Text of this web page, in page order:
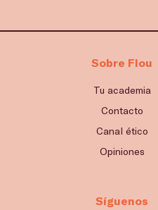
Sobre Flou
Tu academia
Contacto
Canal ético
Opiniones
Síguenos